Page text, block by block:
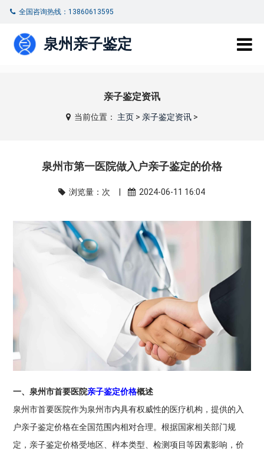
全国咨询热线：13860613595
泉州亲子鉴定
亲子鉴定资讯
当前位置： 主页> 亲子鉴定资讯>
泉州市第一医院做入户亲子鉴定的价格
浏览量： 次 | 2024-06-11 16:04
一、泉州市首要医院亲子鉴定价格概述
泉州市首要医院作为泉州市内具有权威性的医疗机构，提供的入
户亲子鉴定价格在全国范围内相对合理。根据国家相关部门规
定，亲子鉴定价格受地区、样本类型、检测项目等因素影响，价